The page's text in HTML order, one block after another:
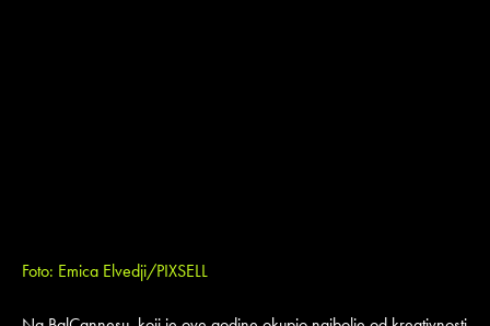
Foto: Emica Elvedji/PIXSELL